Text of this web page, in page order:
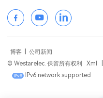
博客
公司新闻
© Westarelec. 保留所有权利
Xml
IPv6 network supported